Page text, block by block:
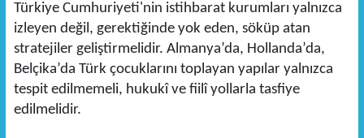
Türkiye Cumhuriyeti'nin istihbarat kurumları yalnızca
izleyen değil, gerektiğinde yok eden, söküp atan
stratejiler geliştirmelidir. Almanya’da, Hollanda’da,
Belçika’da Türk çocuklarını toplayan yapılar yalnızca
tespit edilmemeli, hukukî ve fiilî yollarla tasfiye
edilmelidir.